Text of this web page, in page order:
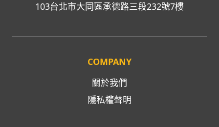
103台北市大同區承德路三段232號7樓
COMPANY
關於我們
隱私權聲明